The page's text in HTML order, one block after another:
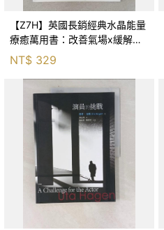
【Z7H】英國長銷經典水晶能量
療癒萬用書：改善氣場x緩解疼
痛x穩定身心x增加財富x促進人
緣，250種水晶礦石給你最完整
的生活對策_菲利
NT$ 329